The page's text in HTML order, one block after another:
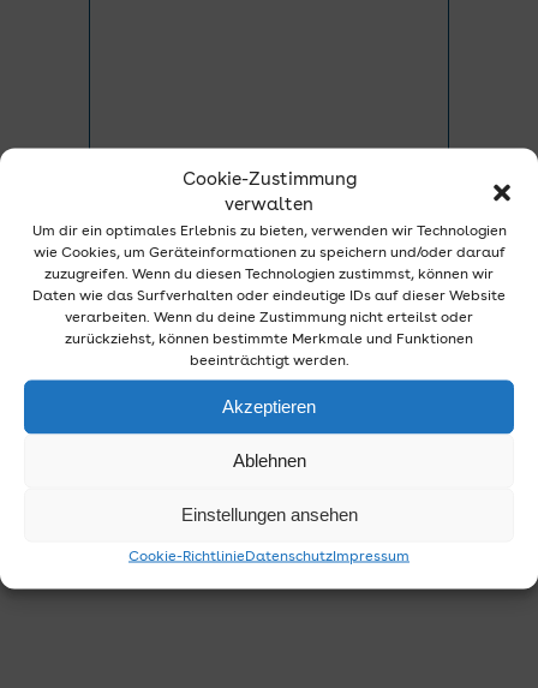
Cookie-Zustimmung
verwalten
Um dir ein optimales Erlebnis zu bieten, verwenden wir Technologien
wie Cookies, um Geräteinformationen zu speichern und/oder darauf
zuzugreifen. Wenn du diesen Technologien zustimmst, können wir
Daten wie das Surfverhalten oder eindeutige IDs auf dieser Website
verarbeiten. Wenn du deine Zustimmung nicht erteilst oder
zurückziehst, können bestimmte Merkmale und Funktionen
beeinträchtigt werden.
Akzeptieren
Ablehnen
Einstellungen ansehen
Cookie-RichtlinieDatenschutzImpressum